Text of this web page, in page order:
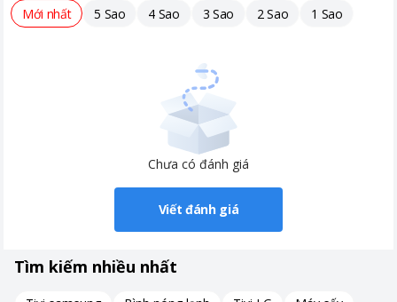
Mới nhất 5 Sao 4 Sao 3 Sao 2 Sao 1 Sao
Chưa có đánh giá
Viết đánh giá
Tìm kiếm nhiều nhất